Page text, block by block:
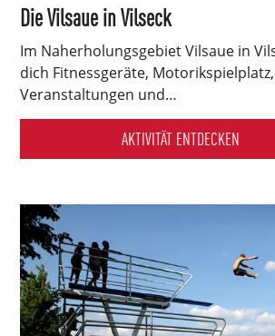
Die Vilsaue in Vilseck
Im Naherholungsgebiet Vilsaue in
dich Fitnessgeräte,
Veranstaltungen und…
AKTIVITÄT ENTDECKEN